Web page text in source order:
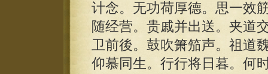
计念。无功荷厚德。思一效
随经营。贵戚并出送。夹道
卫前後。鼓吹箫笳声。祖道
仰慕同生。行行将日暮。何